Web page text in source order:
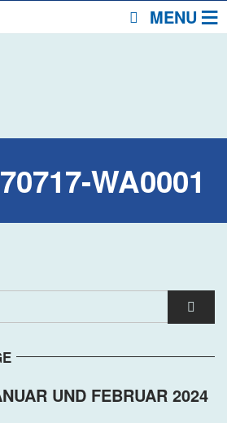
MENU
WA0001
UND FEBRUAR 2024